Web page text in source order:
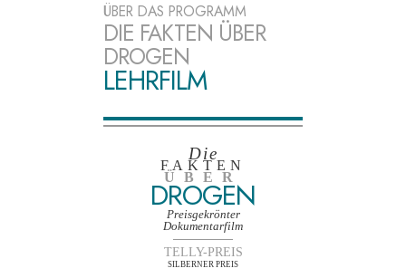
ÜBER DAS PROGRAMM
DIE FAKTEN ÜBER
DROGEN
LEHRFILM
Die
FAKTEN
ÜBER
DROGEN
Preisgekrönter
Dokumentarfilm
TELLY-PREIS
SILBERNER PREIS